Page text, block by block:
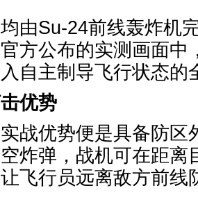
由Su-24前线轰炸机
方公布的实测画面中
自主制导飞行状态的
优势
战优势便是具备防区
炸弹，战机可在距离
飞行员远离敌方前线